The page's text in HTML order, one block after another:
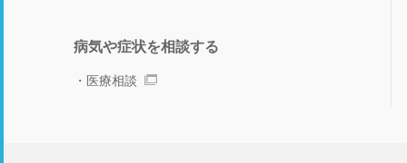
病気や症状を相談する
医療相談